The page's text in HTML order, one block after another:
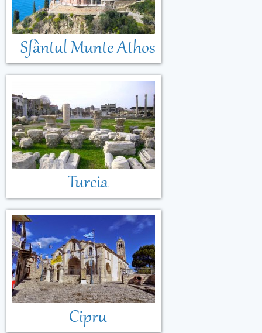
Sfântul Munte Athos
Turcia
Cipru